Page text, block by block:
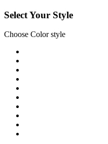
Select Your Style
Choose Color style